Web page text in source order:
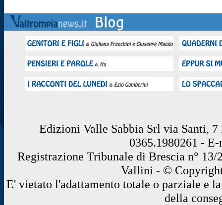
Edizioni Valle Sabbia Srl via Santi, 7
0365.1980261 -
Registrazione Tribunale di Brescia n°
Vallini - ©
E' vietato l'adattamento totale o parziale e
della